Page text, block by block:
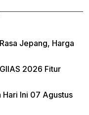
Jepang, Harga
2026 Fitur
Hari Ini 07 Agustus